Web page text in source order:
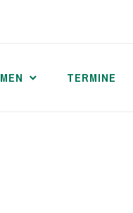
TERMINE